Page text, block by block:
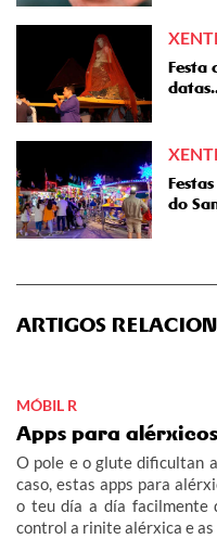
Festa
do
ARTIGOS
MÓBIL R
Apps para alérxicos
O pole e o glute dificultan
caso, estas apps para
o teu día a día facilmente
control a rinite alérxica e